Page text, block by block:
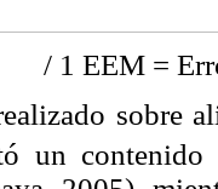
/ 1 EEM =
sobre
un